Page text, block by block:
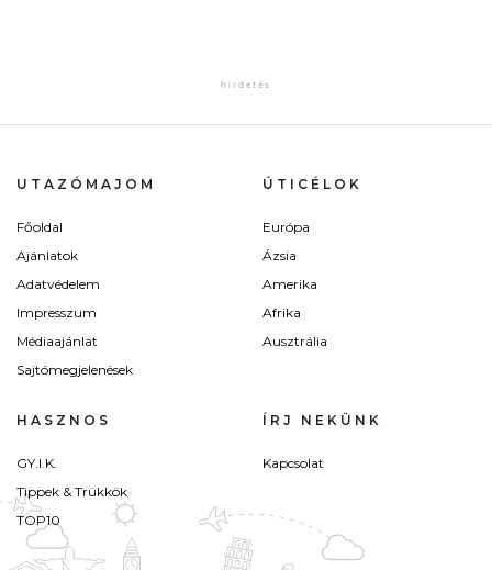
UTAZÓMAJOM
Főoldal
Ajánlatok
Adatvédelem
Impresszum
Médiaajánlat
Sajtómegjelenések
ÚTICÉLOK
Európa
Ázsia
Amerika
Afrika
Ausztrália
HASZNOS
GY.I.K.
Tippek & Trükkök
TOP10
ÍRJ NEKÜNK
Kapcsolat